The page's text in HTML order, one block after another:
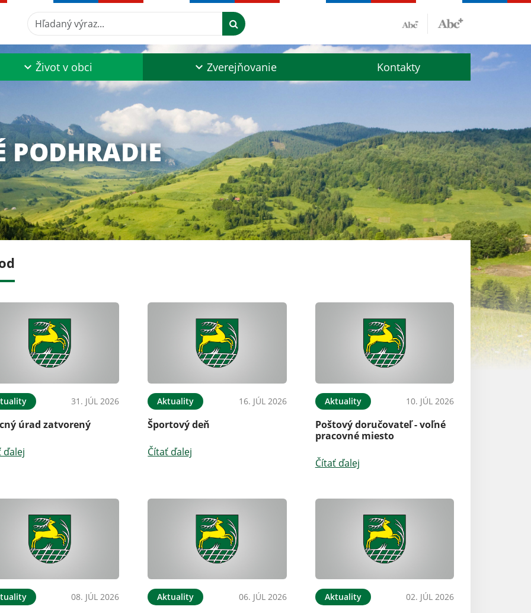
Hľadaný výraz...
Život v obci Zverejňovanie Kontakty
PODHRADIE
31. JÚL 2026
úrad zatvorený
ďalej
Aktuality 16. JÚL 2026
Športový deň
Čítať ďalej
Aktuality 10. JÚL 2026
Poštový doručovateľ - voľné
pracovné miesto
Čítať ďalej
08. JÚL 2026 Aktuality 06. JÚL 2026 Aktuality 02. JÚL 2026